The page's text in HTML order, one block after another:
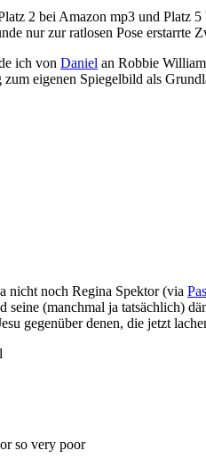
2 bei Amazon mp3 und Platz
nur zur ratlosen Pose erstarrte
ich von Daniel an Robbie
eigenen Spiegelbild als
nicht noch Regina Spektor (via
seine (manchmal ja tatsächlich)
gegenüber denen, die jetzt
so very poor